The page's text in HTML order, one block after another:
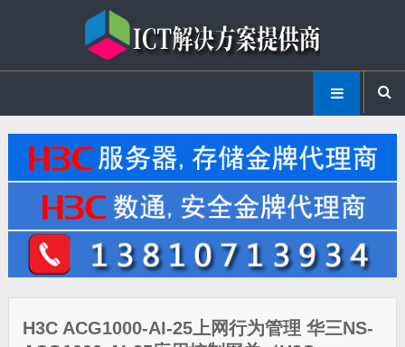
H3C ACG1000-AI-25上网行为管理 华三NS-